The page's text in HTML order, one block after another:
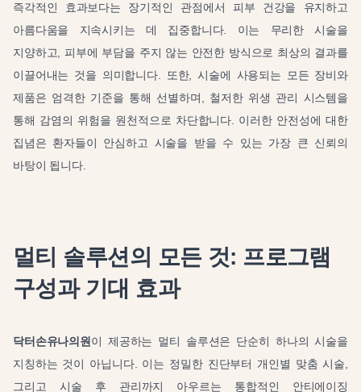
즉각적인 효과보다는 장기적인 관점에서 피부 건강을 유지하고
아름다움을 지속시키는 데 집중합니다. 이는 무리한 시술을
지양하고, 피부에 부담을 주지 않는 안전한 방식으로 최상의 결과를
이끌어내는 것을 의미합니다. 또한, 시술에 사용되는 모든 장비와
제품은 엄격한 기준을 통해 선별하며, 철저한 위생 관리 시스템을
통해 감염의 위험을 원천적으로 차단합니다. 이러한 안전성에 대한
집념은 환자들이 안심하고 시술을 받을 수 있는 가장 큰 신뢰의
바탕이 됩니다.
멀티 솔루션의 모든 것: 프로그램
구성과 기대 효과
닥터손유나의원이 제공하는 멀티 솔루션은 단순히 하나의 시술을
지칭하는 것이 아닙니다. 이는 정밀한 진단부터 개인별 맞춤 시술,
그리고 시술 후 관리까지 아우르는 통합적인 안티에이징